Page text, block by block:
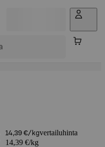
14,39 €/kgvertailuhinta
14,39 €/kg